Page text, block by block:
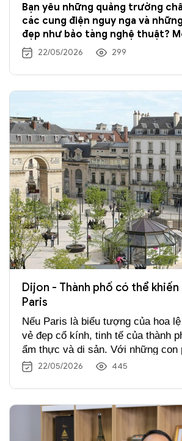
Bạn yêu những quảng trường
các cung điện nguy nga và
đẹp như bảo tàng nghệ thuật?
xcơ va) chắc chắn là điểm đến
trong hành trình du lịch Nga 2026.
chính là thời điểm đẹp nhất để
thành phố xinh đẹp này.
22/05/2026 299
Dijon - Thành phố có thể khiến
Paris
Nếu Paris là biểu tượng của hoa
vẻ đẹp cổ kính, tinh tế của thành
ẩm thực và di sản. Với những con
những thánh đường xinh đẹp và
cùng nền ẩm thực đặc sắc, Dijon
đến được nhiều du khách yêu
tour du lịch châu Âu 2026 .
22/05/2026 445